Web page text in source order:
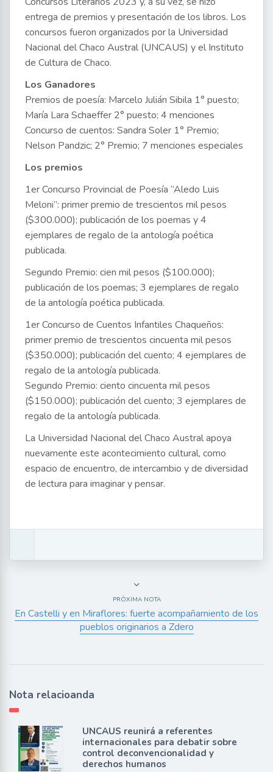
entrega de premios y presentación de los libros. Los
concursos fueron organizados por la Universidad
Nacional del Chaco Austral (UNCAUS) y el Instituto
de Cultura de Chaco.
Los Ganadores
Premios de poesía: Marcelo Julián Sibila 1° puesto;
María Lara Schaeffer 2° puesto; 4 menciones
Concurso de cuentos: Sandra Soler 1° Premio;
Nelson Pandzic; 2° Premio; 7 menciones especiales
Los premios
1er Concurso Provincial de Poesía “Aledo Luis
Meloni”: primer premio de trescientos mil pesos
($300.000); publicación de los poemas y 4
ejemplares de regalo de la antología poética
publicada.
Segundo Premio: cien mil pesos ($100.000);
publicación de los poemas; 3 ejemplares de regalo
de la antología poética publicada.
1er Concurso de Cuentos Infantiles Chaqueños:
primer premio de trescientos cincuenta mil pesos
($350.000); publicación del cuento; 4 ejemplares de
regalo de la antología publicada.
Segundo Premio: ciento cincuenta mil pesos
($150.000); publicación del cuento; 3 ejemplares de
regalo de la antología publicada.
La Universidad Nacional del Chaco Austral apoya
nuevamente este acontecimiento cultural, como
espacio de encuentro, de intercambio y de diversidad
de lectura para imaginar y pensar.
PRÓXIMA NOTA
En Castelli y en Miraflores: fuerte acompañamiento de los
pueblos originarios a Zdero
Nota relacioanda
UNCAUS reunirá a referentes
internacionales para debatir sobre
control deconvencionalidad y
derechos humanos